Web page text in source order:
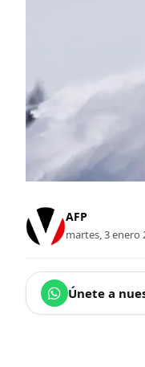
AFP
martes, 3 enero
Únete a